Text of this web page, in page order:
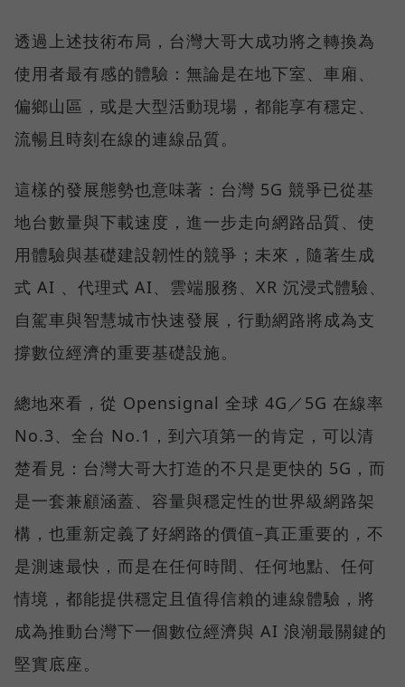
透過上述技術布局，台灣大哥大成功將之轉換為
使用者最有感的體驗：無論是在地下室、車廂、
偏鄉山區，或是大型活動現場，都能享有穩定、
流暢且時刻在線的連線品質。
這樣的發展態勢也意味著：台灣 5G 競爭已從基
地台數量與下載速度，進一步走向網路品質、使
用體驗與基礎建設韌性的競爭；未來，隨著生成
式 AI 、代理式 AI、雲端服務、XR 沉浸式體驗、
自駕車與智慧城市快速發展，行動網路將成為支
撐數位經濟的重要基礎設施。
總地來看，從 Opensignal 全球 4G／5G 在線率
No.3、全台 No.1，到六項第一的肯定，可以清
楚看見：台灣大哥大打造的不只是更快的 5G，而
是一套兼顧涵蓋、容量與穩定性的世界級網路架
構，也重新定義了好網路的價值–真正重要的，不
是測速最快，而是在任何時間、任何地點、任何
情境，都能提供穩定且值得信賴的連線體驗，將
成為推動台灣下一個數位經濟與 AI 浪潮最關鍵的
堅實底座。